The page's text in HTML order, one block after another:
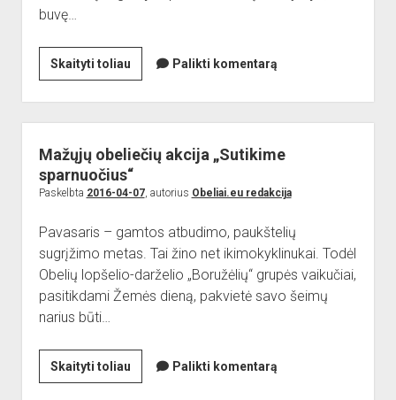
buvę…
Skaityti toliauTrumpos
pažintys
–
ilgam
atminimui
Palikti komentarą
Mažųjų obeliečių akcija „Sutikime
sparnuočius“
Paskelbta 2016-04-07, autorius Obeliai.eu redakcija
Pavasaris – gamtos atbudimo, paukštelių
sugrįžimo metas. Tai žino net ikimokyklinukai. Todėl
Obelių lopšelio-darželio „Boružėlių“ grupės vaikučiai,
pasitikdami Žemės dieną, pakvietė savo šeimų
narius būti…
Skaityti toliauMažųjų
obeliečių
Palikti komentarą